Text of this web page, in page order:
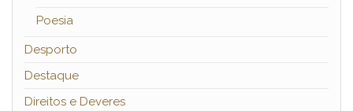
Poesia
Desporto
Destaque
Direitos e Deveres